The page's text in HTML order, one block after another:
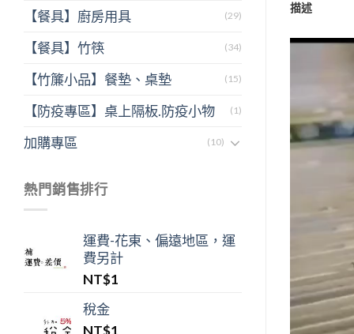
【餐具】廚房用具 (29)
【餐具】竹筷 (34)
【竹簾小品】餐墊、桌墊 (15)
【防疫專區】桌上隔板.防疫小物 (1)
加購專區 (10)
熱門銷售排行
運費-花東、偏遠地區，運
費另計
NT$1
稅金
NT$1
描述
視
放
器